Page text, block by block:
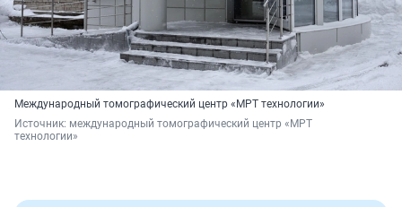
Международный томографический центр «МРТ технологии»
Источник: международный томографический центр «МРТ
технологии»